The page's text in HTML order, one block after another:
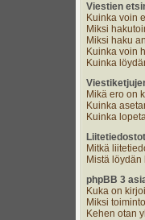
Viestien
Kuinka voin
Miksi
Miksi haku
Kuinka voin
Kuinka
Mikä ero on
Kuinka
Kuinka
Liitetiedostot
Mitkä
Mistä
phpBB 3
Kuka on
Miksi
Kehen otan